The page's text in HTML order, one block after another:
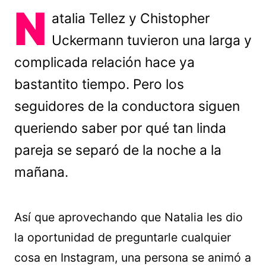
N atalia Tellez y Chistopher
Uckermann tuvieron una larga y
complicada relación hace ya
bastantito tiempo. Pero los
seguidores de la conductora siguen
queriendo saber por qué tan linda
pareja se separó de la noche a la
mañana.
Así que aprovechando que Natalia les dio
la oportunidad de preguntarle cualquier
cosa en Instagram, una persona se animó a